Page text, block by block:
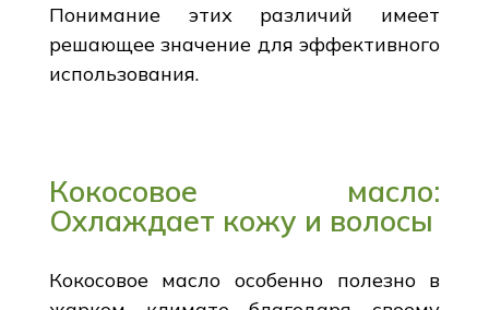
Понимание этих различий имеет
решающее значение для эффективного
использования.
Кокосовое масло:
Охлаждает кожу и волосы
Кокосовое масло особенно полезно в